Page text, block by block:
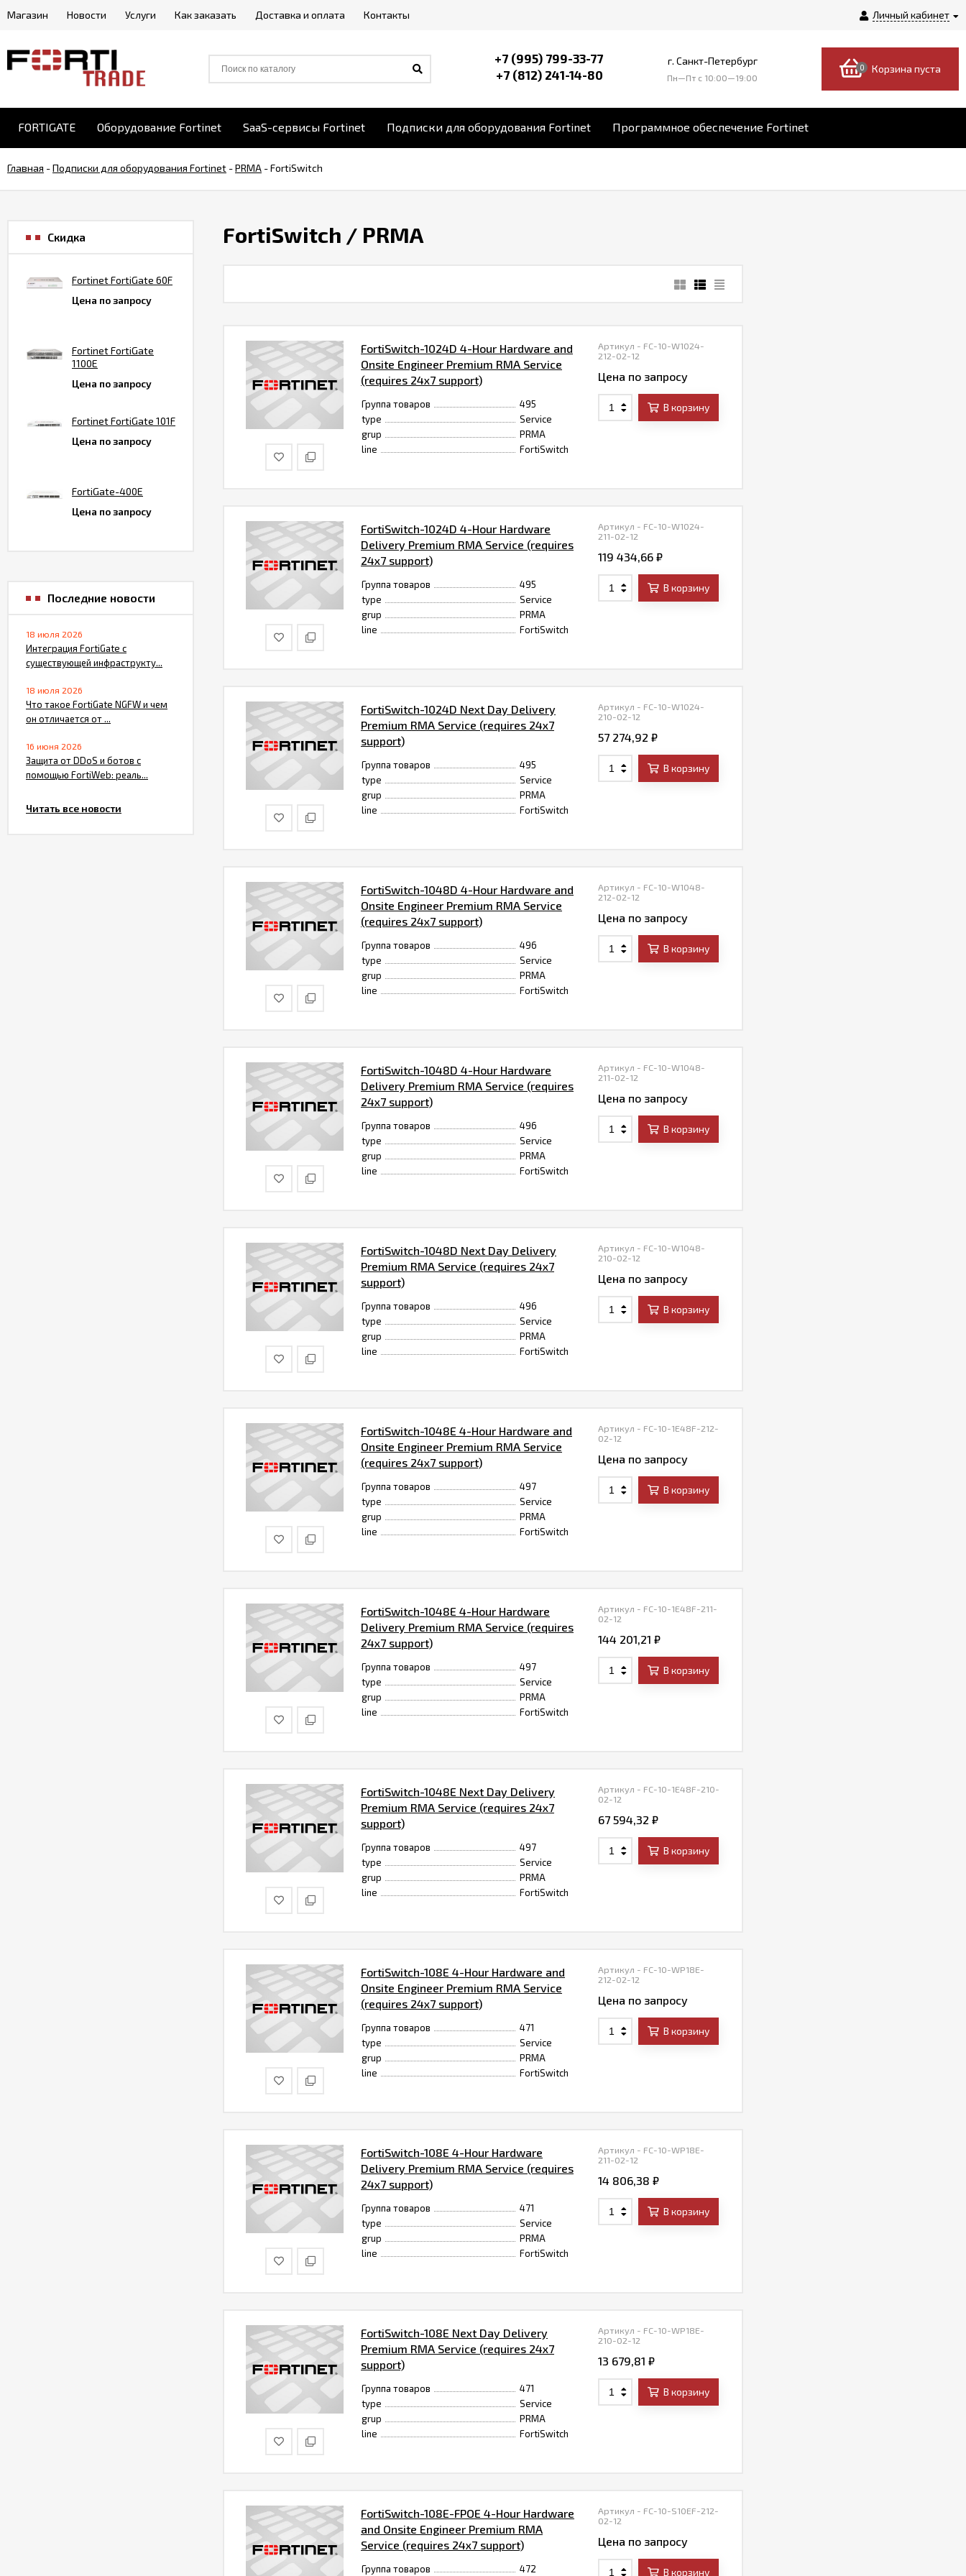
Личный кабинет
Магазин Новости Услуги Как заказать Доставка и оплата Контакты
+7 (995) 799-33-77
+7 (812) 241-14-80
г. Санкт-Петербург
Пн—Пт c 10:00—19:00
0 Корзина пуста
FORTIGATE Оборудование Fortinet SaaS-сервисы Fortinet Подписки для оборудования Fortinet Программное обеспечение Fortinet
Главная -Подписки для оборудования Fortinet -PRMA -FortiSwitch
FortiSwitch / PRMA
FortiSwitch-1024D 4-Hour Hardware and
Onsite Engineer Premium RMA Service
(requires 24x7 support)
Группа товаров
495
type
Service
grup
PRMA
line
FortiSwitch
Артикул - FC-10-W1024-
212-02-12
Цена по запросу
В корзину
FortiSwitch-1024D 4-Hour Hardware
Delivery Premium RMA Service (requires
24x7 support)
Группа товаров
495
type
Service
grup
PRMA
line
FortiSwitch
Артикул - FC-10-W1024-
211-02-12
119 434,66 ₽
В корзину
FortiSwitch-1024D Next Day Delivery
Premium RMA Service (requires 24x7
support)
Группа товаров
495
type
Service
grup
PRMA
line
FortiSwitch
Артикул - FC-10-W1024-
210-02-12
57 274,92 ₽
В корзину
FortiSwitch-1048D 4-Hour Hardware and
Onsite Engineer Premium RMA Service
(requires 24x7 support)
Группа товаров
496
type
Service
grup
PRMA
line
FortiSwitch
Артикул - FC-10-W1048-
212-02-12
Цена по запросу
В корзину
FortiSwitch-1048D 4-Hour Hardware
Delivery Premium RMA Service (requires
24x7 support)
Группа товаров
496
type
Service
grup
PRMA
line
FortiSwitch
Артикул - FC-10-W1048-
211-02-12
Цена по запросу
В корзину
FortiSwitch-1048D Next Day Delivery
Premium RMA Service (requires 24x7
support)
Группа товаров
496
type
Service
grup
PRMA
line
FortiSwitch
Артикул - FC-10-W1048-
210-02-12
Цена по запросу
В корзину
FortiSwitch-1048E 4-Hour Hardware and
Onsite Engineer Premium RMA Service
(requires 24x7 support)
Группа товаров
497
type
Service
grup
PRMA
line
FortiSwitch
Артикул - FC-10-1E48F-212-
02-12
Цена по запросу
В корзину
FortiSwitch-1048E 4-Hour Hardware
Delivery Premium RMA Service (requires
24x7 support)
Группа товаров
497
type
Service
grup
PRMA
line
FortiSwitch
Артикул - FC-10-1E48F-211-
02-12
144 201,21 ₽
В корзину
FortiSwitch-1048E Next Day Delivery
Premium RMA Service (requires 24x7
support)
Группа товаров
497
type
Service
grup
PRMA
line
FortiSwitch
Артикул - FC-10-1E48F-210-
02-12
67 594,32 ₽
В корзину
FortiSwitch-108E 4-Hour Hardware and
Onsite Engineer Premium RMA Service
(requires 24x7 support)
Группа товаров
471
type
Service
grup
PRMA
line
FortiSwitch
Артикул - FC-10-WP18E-
212-02-12
Цена по запросу
В корзину
FortiSwitch-108E 4-Hour Hardware
Delivery Premium RMA Service (requires
24x7 support)
Группа товаров
471
type
Service
grup
PRMA
line
FortiSwitch
Артикул - FC-10-WP18E-
211-02-12
14 806,38 ₽
В корзину
FortiSwitch-108E Next Day Delivery
Premium RMA Service (requires 24x7
support)
Группа товаров
471
type
Service
grup
PRMA
line
FortiSwitch
Артикул - FC-10-WP18E-
210-02-12
13 679,81 ₽
В корзину
FortiSwitch-108E-FPOE 4-Hour Hardware
and Onsite Engineer Premium RMA
Service (requires 24x7 support)
Группа товаров 472
Артикул - FC-10-S10EF-212-
02-12
Цена по запросу
В корзину
Скидка
Fortinet FortiGate 60F
Цена по запросу
Fortinet FortiGate
1100E
Цена по запросу
Fortinet FortiGate 101F
Цена по запросу
FortiGate-400E
Цена по запросу
Последние новости
18 июля 2026
Интеграция FortiGate с
существующей инфраструкту...
18 июля 2026
Что такое FortiGate NGFW и чем
он отличается от ...
16 июня 2026
Защита от DDoS и ботов с
помощью FortiWeb: реаль...
Читать все новости